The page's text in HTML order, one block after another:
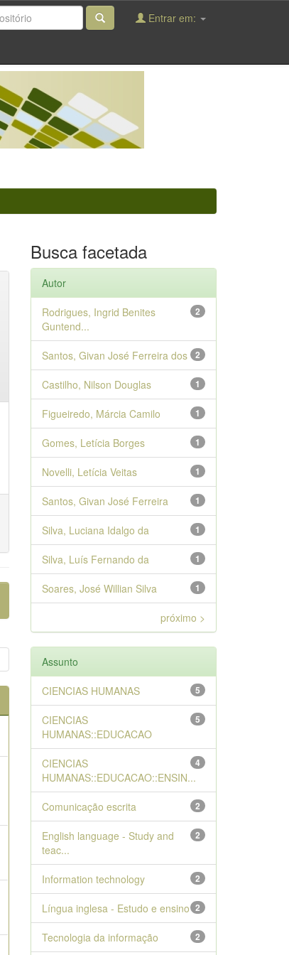
Entrar em:
Busca facetada
Autor
2
Rodrigues, Ingrid Benites
Guntend...
2
Santos, Givan José Ferreira dos
1
Castilho, Nilson Douglas
1
Figueiredo, Márcia Camilo
1
Gomes, Letícia Borges
1
Novelli, Letícia Veitas
1
Santos, Givan José Ferreira
1
Silva, Luciana Idalgo da
1
Silva, Luís Fernando da
1
Soares, José Willian Silva
próximo >
Assunto
5
CIENCIAS HUMANAS
5
CIENCIAS
HUMANAS::EDUCACAO
4
CIENCIAS
HUMANAS::EDUCACAO::ENSIN...
2
Comunicação escrita
2
English language - Study and
teac...
2
Information technology
2
Língua inglesa - Estudo e ensino
2
Tecnologia da informação